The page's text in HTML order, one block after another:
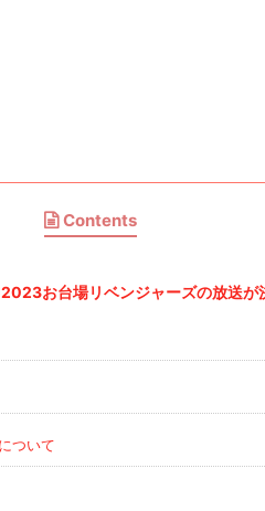
Contents
お台場リベンジャーズの放送が
ついて